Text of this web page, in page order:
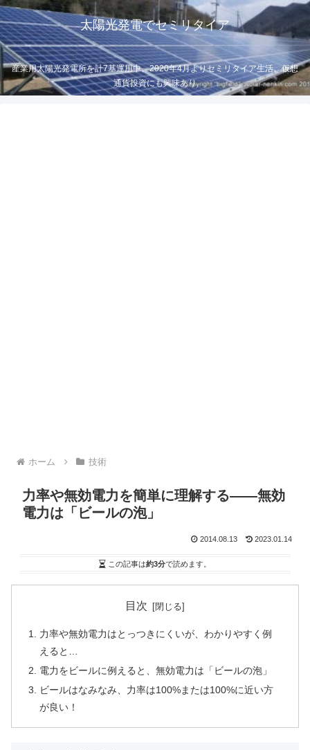
太陽光発電でセミリタイア
産業用太陽光発電所を計7基運用中。2020年4月よりセミリタイア生活。仮想
通貨投資にも興味あり
ホーム 技術
力率や無効電力を簡単に理解する――無効
電力は「ビールの泡」
2014.08.13 2023.01.14
この記事は約3分で読めます。
目次
力率や無効電力はとっつきにくいが、わかりやすく例
えると…
電力をビールに例えると、無効電力は「ビールの泡」
ビールはなみなみ、力率は100%または100%に近い方
が良い！